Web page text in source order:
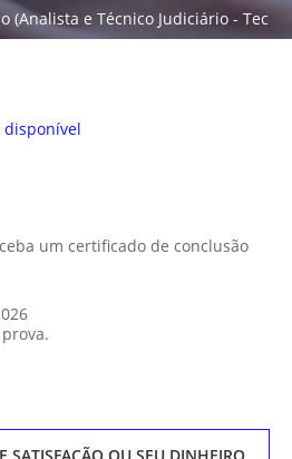
(Analista e Técnico Judiciário -
um certificado de conclusão